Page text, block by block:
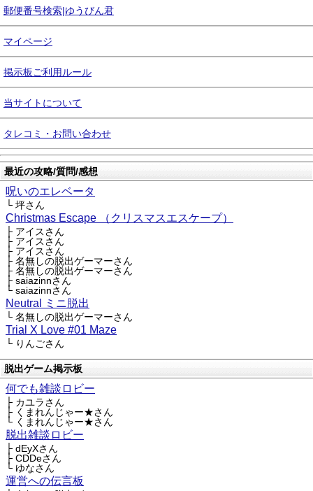
郵便番号検索|ゆうびん君
マイページ
掲示板ご利用ルール
当サイトについて
タレコミ・お問い合わせ
最近の攻略/質問/感想
呪いのエレベータ
└ 坪さん
Christmas Escape （クリスマスエスケープ）
├ アイスさん
├ アイスさん
├ アイスさん
├ 名無しの脱出ゲーマーさん
├ 名無しの脱出ゲーマーさん
├ saiazinnさん
└ saiazinnさん
Neutral ミニ脱出
└ 名無しの脱出ゲーマーさん
Trial X Love #01 Maze
└ りんごさん
脱出ゲーム掲示板
何でも雑談ロビー
├ カユラさん
├ くまれんじゃー★さん
└ くまれんじゃー★さん
脱出雑談ロビー
├ dEyXさん
├ CDDeさん
└ ゆなさん
運営への伝言板